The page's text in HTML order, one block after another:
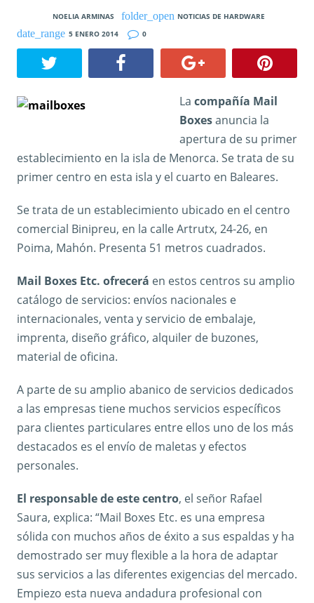
NOELIA ARMINAS
NOTICIAS DE HARDWARE
5 ENERO 2014
0
La compañía Mail
Boxesanuncia la
apertura de su primer
establecimiento en la isla de Menorca. Se trata de su
primer centro en esta isla y el cuarto en Baleares.
Se trata de un establecimiento ubicado en el centro
comercial Binipreu, en la calle Artrutx, 24-26, en
Poima, Mahón. Presenta 51 metros cuadrados.
Mail Boxes Etc. ofrecerá en estos centros su amplio
catálogo de servicios: envíos nacionales e
internacionales, venta y servicio de embalaje,
imprenta, diseño gráfico, alquiler de buzones,
material de oficina.
A parte de su amplio abanico de servicios dedicados
a las empresas tiene muchos servicios específicos
para clientes particulares entre ellos uno de los más
destacados es el envío de maletas y efectos
personales.
El responsable de este centro, el señor Rafael
Saura, explica: “Mail Boxes Etc. es una empresa
sólida con muchos años de éxito a sus espaldas y ha
demostrado ser muy flexible a la hora de adaptar
sus servicios a las diferentes exigencias del mercado.
Empiezo esta nueva andadura profesional con